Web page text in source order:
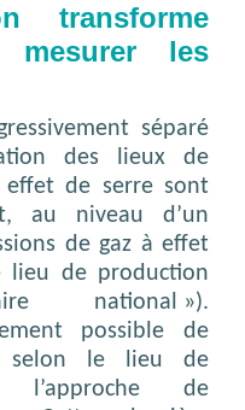
transforme
les
séparé
des lieux de
de serre sont
au niveau d’un
de gaz à effet
de production
national »).
possible de
selon le lieu de
l’approche de